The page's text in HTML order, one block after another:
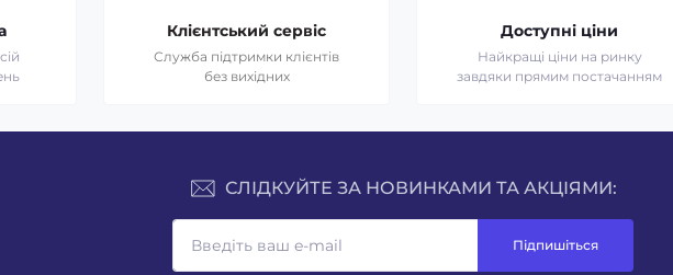
Клієнтський сервіс
Служба підтримки клієнтів
без вихідних
Доступні ціни
Найкращі ціни на ринку
завдяки прямим постачанням
СЛІДКУЙТЕ ЗА НОВИНКАМИ ТА АКЦІЯМИ:
Підпишіться